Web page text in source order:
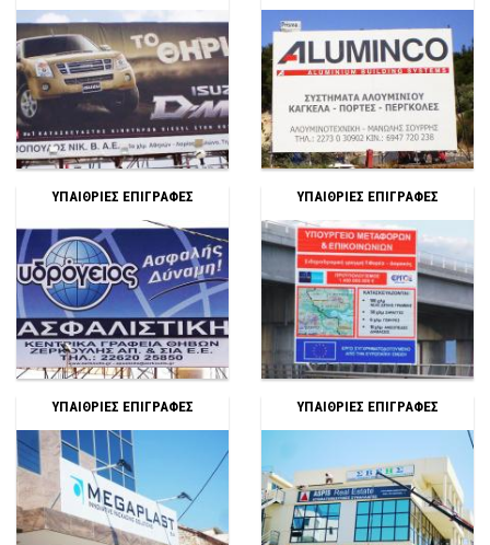
ΥΠΑΙΘΡΙΕΣ ΕΠΙΓΡΑΦΕΣ ΥΠΑΙΘΡΙΕΣ ΕΠΙΓΡΑΦΕΣ
ΥΠΑΙΘΡΙΕΣ ΕΠΙΓΡΑΦΕΣ ΥΠΑΙΘΡΙΕΣ ΕΠΙΓΡΑΦΕΣ